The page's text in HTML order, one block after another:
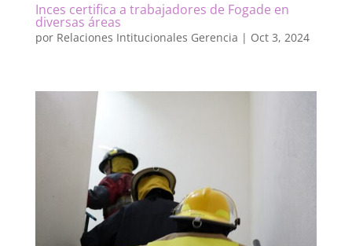
Inces certifica a trabajadores de Fogade en
diversas áreas
por Relaciones Intitucionales Gerencia | Oct 3, 2024